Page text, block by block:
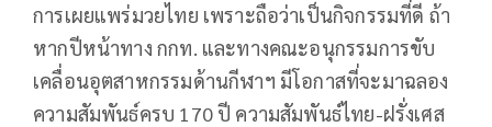
การเผยแพร่มวยไทย เพราะถือว่าเป็นกิจกรรมที่ดี ถ้า
หากปีหน้าทาง กกท. และทางคณะอนุกรรมการขับ
เคลื่อนอุตสาหกรรมด้านกีฬาฯ มีโอกาสที่จะมาฉลอง
ความสัมพันธ์ครบ 170 ปี ความสัมพันธ์ไทย-ฝรั่งเศส